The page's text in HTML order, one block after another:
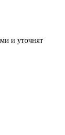
и уточнят